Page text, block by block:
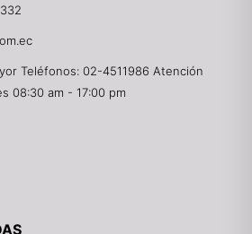
Teléfonos: 02-4511986 Atención
08:30 am - 17:00 pm